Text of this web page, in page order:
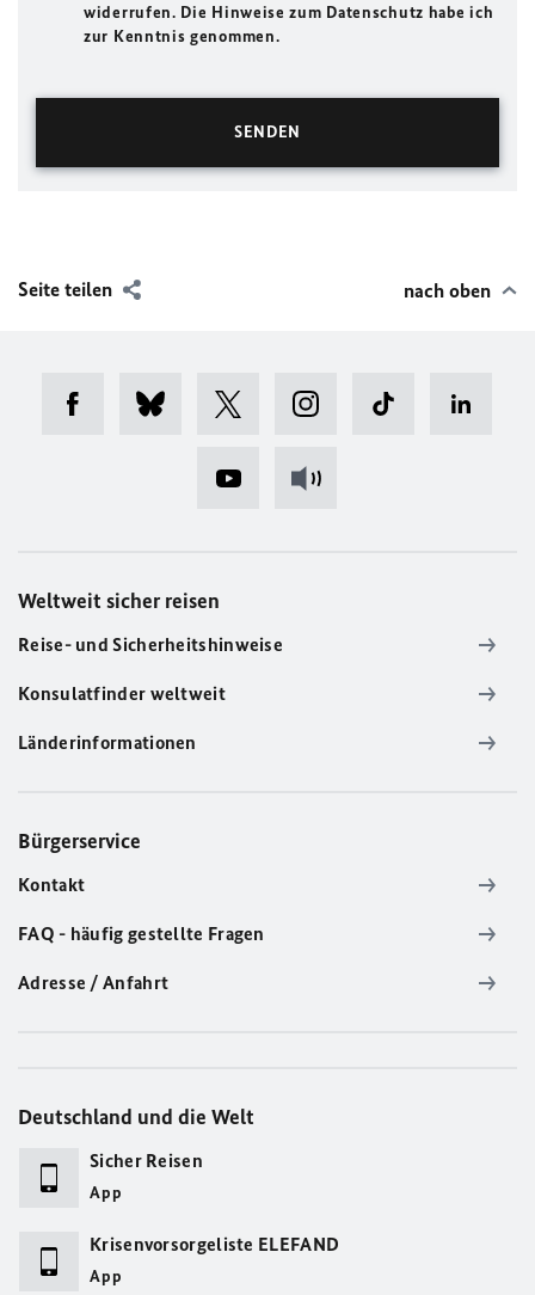
widerrufen. Die Hinweise zum Datenschutz habe ich
zur Kenntnis genommen.
Seite teilen nach oben
Weltweit sicher reisen
Reise- und Sicherheitshinweise
Konsulatfinder weltweit
Länderinformationen
Bürgerservice
Kontakt
FAQ - häufig gestellte Fragen
Adresse / Anfahrt
Deutschland und die Welt
Sicher Reisen
App
Krisenvorsorgeliste ELEFAND
App